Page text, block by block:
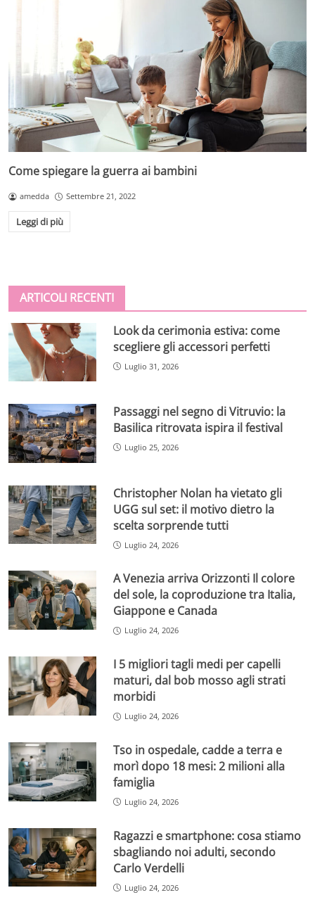
Come spiegare la guerra ai bambini
amedda Settembre 21, 2022
Leggi di più
ARTICOLI RECENTI
Look da cerimonia estiva: come
scegliere gli accessori perfetti
Luglio 31, 2026
Passaggi nel segno di Vitruvio: la
Basilica ritrovata ispira il festival
Luglio 25, 2026
Christopher Nolan ha vietato gli
UGG sul set: il motivo dietro la
scelta sorprende tutti
Luglio 24, 2026
A Venezia arriva Orizzonti Il colore
del sole, la coproduzione tra Italia,
Giappone e Canada
Luglio 24, 2026
I 5 migliori tagli medi per capelli
maturi, dal bob mosso agli strati
morbidi
Luglio 24, 2026
Tso in ospedale, cadde a terra e
morì dopo 18 mesi: 2 milioni alla
famiglia
Luglio 24, 2026
Ragazzi e smartphone: cosa stiamo
sbagliando noi adulti, secondo
Carlo Verdelli
Luglio 24, 2026